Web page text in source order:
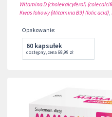
Witamina D (cholekalcyferol)
Kwas foliowy (Witamina B9) (folic acid),
Opakowanie:
60 kapsułek
dostępny,cena 68,99 zł